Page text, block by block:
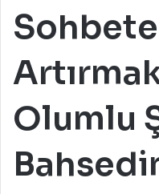
Sohbete
Olumlu